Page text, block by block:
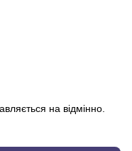
на відмінно.